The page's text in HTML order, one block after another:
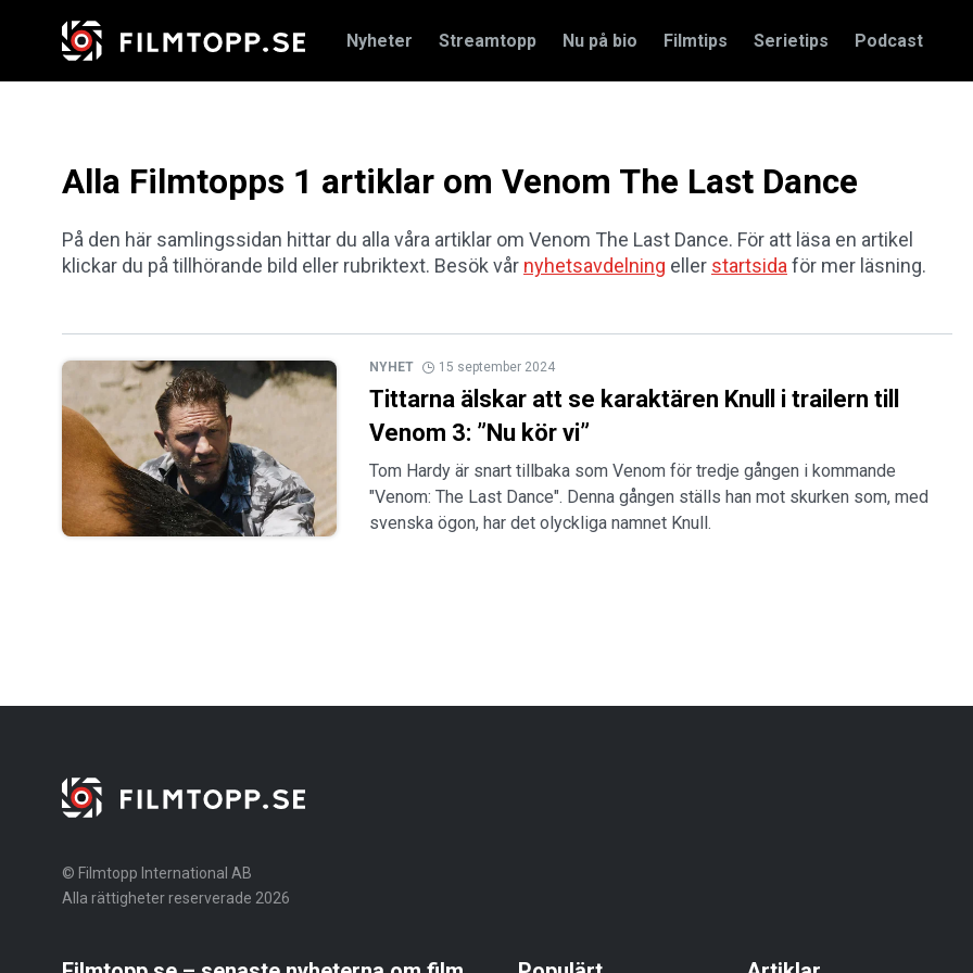
Nyheter Streamtopp Nu på bio Filmtips Serietips Podcast
Alla Filmtopps 1 artiklar om Venom The Last Dance
På den här samlingssidan hittar du alla våra artiklar om Venom The Last Dance. För att läsa en artikel
klickar du på tillhörande bild eller rubriktext. Besök vår nyhetsavdelning eller startsida för mer läsning.
NYHET 15 september 2024
Tittarna älskar att se karaktären Knull i trailern till
Venom 3: ”Nu kör vi”
Tom Hardy är snart tillbaka som Venom för tredje gången i kommande
"Venom: The Last Dance". Denna gången ställs han mot skurken som, med
svenska ögon, har det olyckliga namnet Knull.
© Filmtopp International AB
Alla rättigheter reserverade 2026